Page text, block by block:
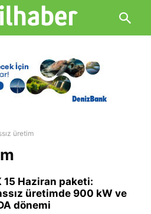
üretim
15 Haziran paketi:
üretimde 900 kW ve
dönemi